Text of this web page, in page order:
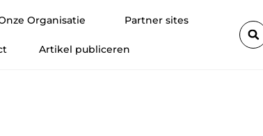
Organisatie Partner sites
Artikel publiceren